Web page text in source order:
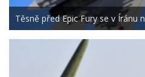
Těsně před Epic Fury se v Íránu